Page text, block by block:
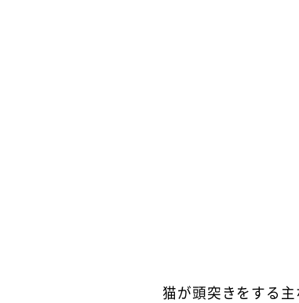
猫が頭突きをする